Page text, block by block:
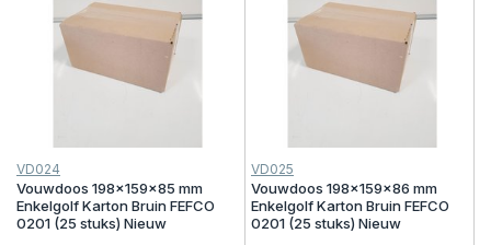
VD024
Vouwdoos 198x159x85 mm
Enkelgolf Karton Bruin FEFCO
0201 (25 stuks) Nieuw
VD025
Vouwdoos 198x159x86 mm
Enkelgolf Karton Bruin FEFCO
0201 (25 stuks) Nieuw